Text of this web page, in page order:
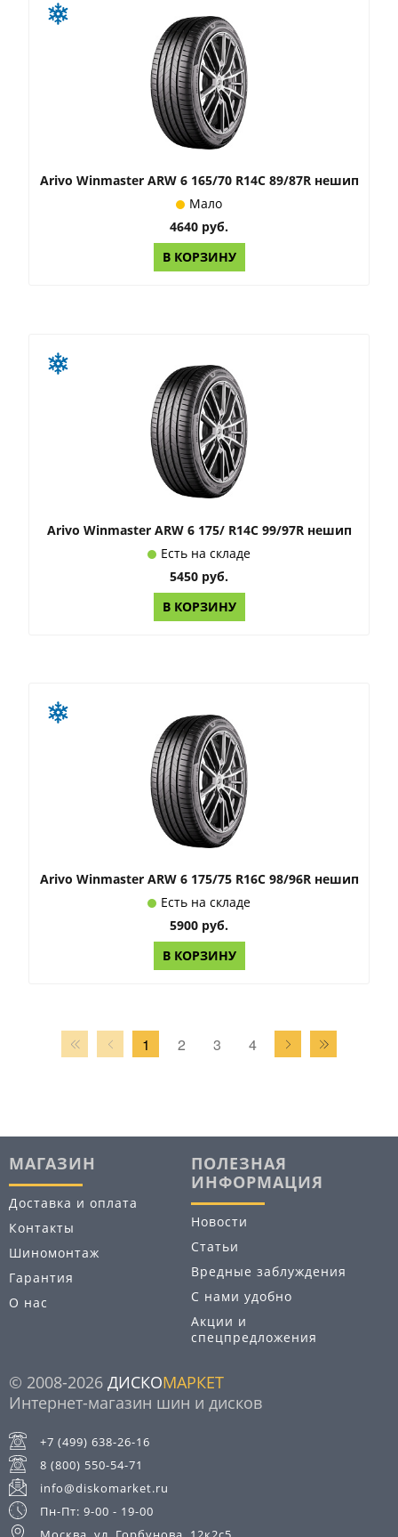
Arivo Winmaster ARW 6 165/70 R14C 89/87R нешип
Мало
4640 руб.
В КОРЗИНУ
Arivo Winmaster ARW 6 175/ R14C 99/97R нешип
Есть на складе
5450 руб.
В КОРЗИНУ
Arivo Winmaster ARW 6 175/75 R16C 98/96R нешип
Есть на складе
5900 руб.
В КОРЗИНУ
1 2 3 4
МАГАЗИН
Доставка и оплата
Контакты
Шиномонтаж
Гарантия
О нас
ПОЛЕЗНАЯ
ИНФОРМАЦИЯ
Новости
Статьи
Вредные заблуждения
С нами удобно
Акции и
спецпредложения
© 2008-2026 ДИСКОМАРКЕТ
Интернет-магазин шин и дисков
+7 (499) 638-26-16
8 (800) 550-54-71
info@diskomarket.ru
Пн-Пт: 9-00 - 19-00